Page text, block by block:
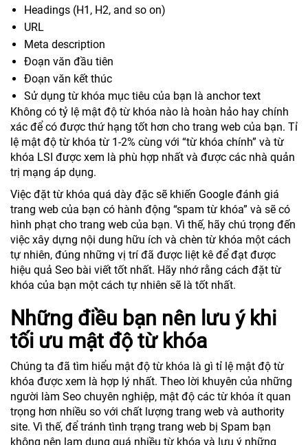
Headings (H1, H2, and so on)
URL
Meta description
Đoạn văn đầu tiên
Đoạn văn kết thúc
Sử dụng từ khóa mục tiêu của bạn là anchor text
Không có tỷ lệ mật độ từ khóa nào là hoàn hảo hay chính
xác để có được thứ hạng tốt hơn cho trang web của bạn. Tỉ
lệ mật độ từ khóa từ 1-2% cùng với “từ khóa chính” và từ
khóa LSI được xem là phù hợp nhất và được các nhà quản
trị mạng áp dụng.
Việc đặt từ khóa quá dày đặc sẽ khiến Google đánh giá
trang web của bạn có hành động “spam từ khóa” và sẽ có
hình phạt cho trang web của bạn. Vì thế, hãy chú trọng đến
việc xây dựng nội dung hữu ích và chèn từ khóa một cách
tự nhiên, đúng những vị trí đã được liệt kê để đạt được
hiệu quả Seo bài viết tốt nhất. Hãy nhớ rằng cách đặt từ
khóa của bạn một cách tự nhiên sẽ là tốt nhất.
Những điều bạn nên lưu ý khi
tối ưu mật độ từ khóa
Chúng ta đã tìm hiểu mật độ từ khóa là gì tỉ lệ mật độ từ
khóa được xem là hợp lý nhất. Theo lời khuyên của những
người làm Seo chuyên nghiệp, mật độ các từ khóa ít quan
trọng hơn nhiều so với chất lượng trang web và authority
site. Vì thế, để tránh tình trạng trang web bị Spam bạn
không nên lạm dụng quá nhiều từ khóa và lưu ý những